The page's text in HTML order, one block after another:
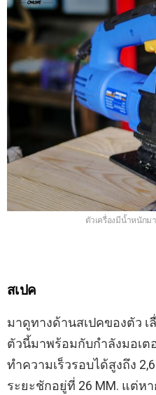
ตัวเครื่องมีน้ำหนักม
สเปค
มาดูทางด้านสเปคของตัว เ
ตัวนี้มาพร้อมกับกำลังมอเต
ทำความเร็วรอบได้สูงถึง
ระยะชักอยู่ที่ 26 MM. แต่ห